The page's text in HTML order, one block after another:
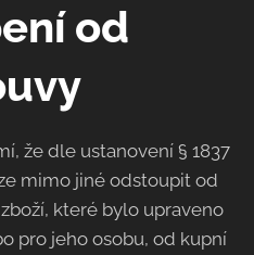
od
že dle ustanovení § 1837
mimo jiné odstoupit od
které bylo upraveno
pro jeho osobu, od kupní